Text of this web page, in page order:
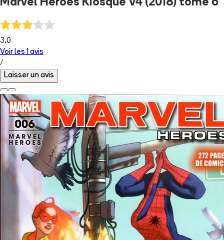
Marvel Heroes Kiosque V4 (2018) tome 6
3.0
Voir les 1 avis
/
Laisser un avis